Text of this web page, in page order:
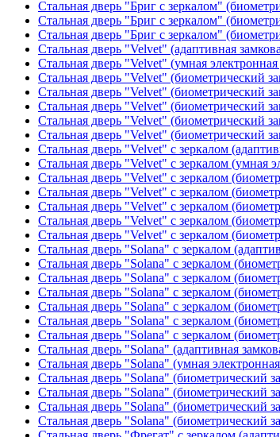
Стальная дверь "Бриг с зеркалом"
Стальная дверь "Бриг с зеркалом"
Стальная дверь "Бриг с зеркалом"
Стальная дверь "Velvet" (адаптивная
Стальная дверь "Velvet" (умная
Стальная дверь "Velvet" (биометрический
Стальная дверь "Velvet" (биометрический
Стальная дверь "Velvet" (биометрический
Стальная дверь "Velvet" (биометрический
Стальная дверь "Velvet" (биометрический
Стальная дверь "Velvet" с зеркалом
Стальная дверь "Velvet" с зеркалом (умная
Стальная дверь "Velvet" с зеркалом
Стальная дверь "Velvet" с зеркалом
Стальная дверь "Velvet" с зеркалом
Стальная дверь "Velvet" с зеркалом
Стальная дверь "Velvet" с зеркалом
Стальная дверь "Solana" с зеркалом
Стальная дверь "Solana" с зеркалом
Стальная дверь "Solana" с зеркалом
Стальная дверь "Solana" с зеркалом
Стальная дверь "Solana" с зеркалом
Стальная дверь "Solana" с зеркалом
Стальная дверь "Solana" с зеркалом
Стальная дверь "Solana" (адаптивная
Стальная дверь "Solana" (умная
Стальная дверь "Solana" (биометрический
Стальная дверь "Solana" (биометрический
Стальная дверь "Solana" (биометрический
Стальная дверь "Solana" (биометрический